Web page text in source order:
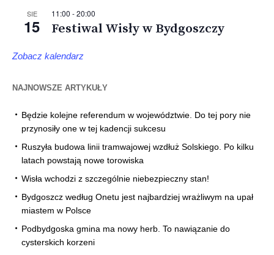
SIE
15
11:00 -20:00
Festiwal Wisły w Bydgoszczy
Zobacz kalendarz
NAJNOWSZE ARTYKUŁY
Będzie kolejne referendum w województwie. Do tej pory nie
przynosiły one w tej kadencji sukcesu
Ruszyła budowa linii tramwajowej wzdłuż Solskiego. Po kilku
latach powstają nowe torowiska
Wisła wchodzi z szczególnie niebezpieczny stan!
Bydgoszcz według Onetu jest najbardziej wrażliwym na upał
miastem w Polsce
Podbydgoska gmina ma nowy herb. To nawiązanie do
cysterskich korzeni